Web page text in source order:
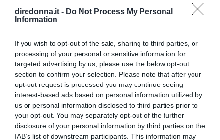
diredonna.it - Do Not Process My Personal
Information
If you wish to opt-out of the sale, sharing to third parties, or
processing of your personal or sensitive information for
targeted advertising by us, please use the below opt-out
section to confirm your selection. Please note that after your
opt-out request is processed you may continue seeing
interest-based ads based on personal information utilized by
us or personal information disclosed to third parties prior to
your opt-out. You may separately opt-out of the further
disclosure of your personal information by third parties on the
IAB’s list of downstream participants. This information may
l'approfondimento comico sulle vicende dei protagonisti
del reality show di Canale 5. Ebbene quest'anno, per i
"Mai dire Grande Fratello Premium" sul canale Extra 1 del
bouquet Mediaset Premium. La nuova trasmissione
permetterà al trio di prendere in giro i protagonisti del
Grande Fratello durante la diretta del programma, proprio
mentre la conduttrice Alessia Marcuzzi presenta il reality.
L'idea di una trasmissione parallela probabilmente prende
spunto dallo storico programma radiofonico Rai dire
Sanremo, in cui la Gialappa's Band commentava le
esibizioni dei cantanti e li intervistava al termine della